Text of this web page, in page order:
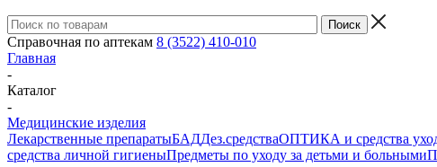
Справочная по аптекам 8 (3522) 410-010
Главная
-
Каталог
-
Медицинские изделия
Лекарственные препаратыБАДДез.средстваОПТИКА и средства
средства личной гигиеныПредметы по уходу за детьми и больными